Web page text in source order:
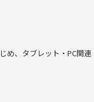
め、タブレット・PC関連